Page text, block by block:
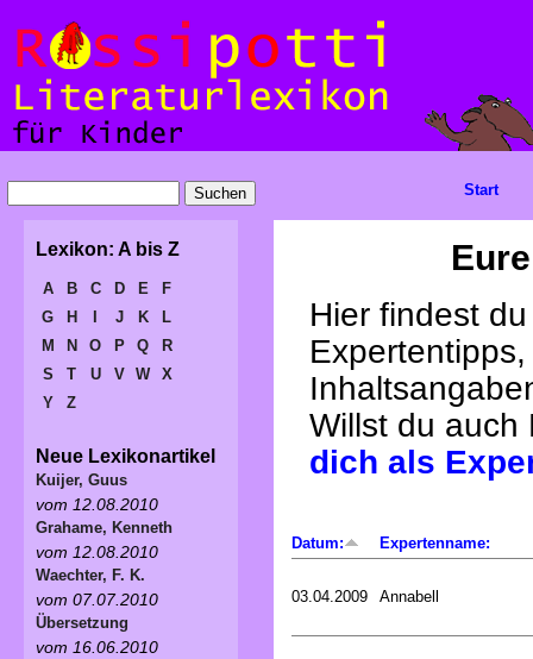
Hier findest
Willst du
dich als
Datum: Expertenname:
03.04.2009 Annabell
Start
Lexikon: A bis Z
A B C D E
F
G
H J K
L
M
N O P Q
R
S
T U V W
X
Y
Z
Neue Lexikonartikel
Kuijer, Guus
vom 12.08.2010
Grahame, Kenneth
vom 12.08.2010
Waechter, F. K.
vom 07.07.2010
Übersetzung
vom 16.06.2010